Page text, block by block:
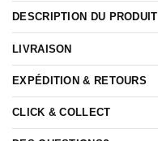
DESCRIPTION DU PRODUIT
LIVRAISON
EXPÉDITION & RETOURS
CLICK & COLLECT